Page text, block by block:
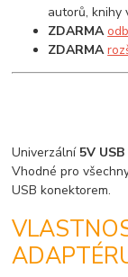
autorů, knihy
ZDARMA
ZDARMA
Univerzální 5V
Vhodné pro
USB konektorem.